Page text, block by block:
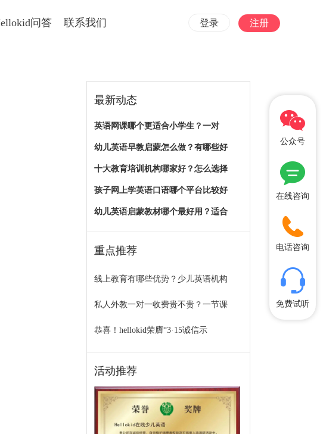
问答 联系我们 登录 注册
最新动态
英语网课哪个更适合小学生？一对
幼儿英语早教启蒙怎么做？有哪些好
十大教育培训机构哪家好？怎么选择
孩子网上学英语口语哪个平台比较好
幼儿英语启蒙教材哪个最好用？适合
重点推荐
线上教育有哪些优势？少儿英语机构
私人外教一对一收费贵不贵？一节课
恭喜！hellokid荣膺“3·15诚信示
活动推荐
公众号
在线咨询
电话咨询
免费试听